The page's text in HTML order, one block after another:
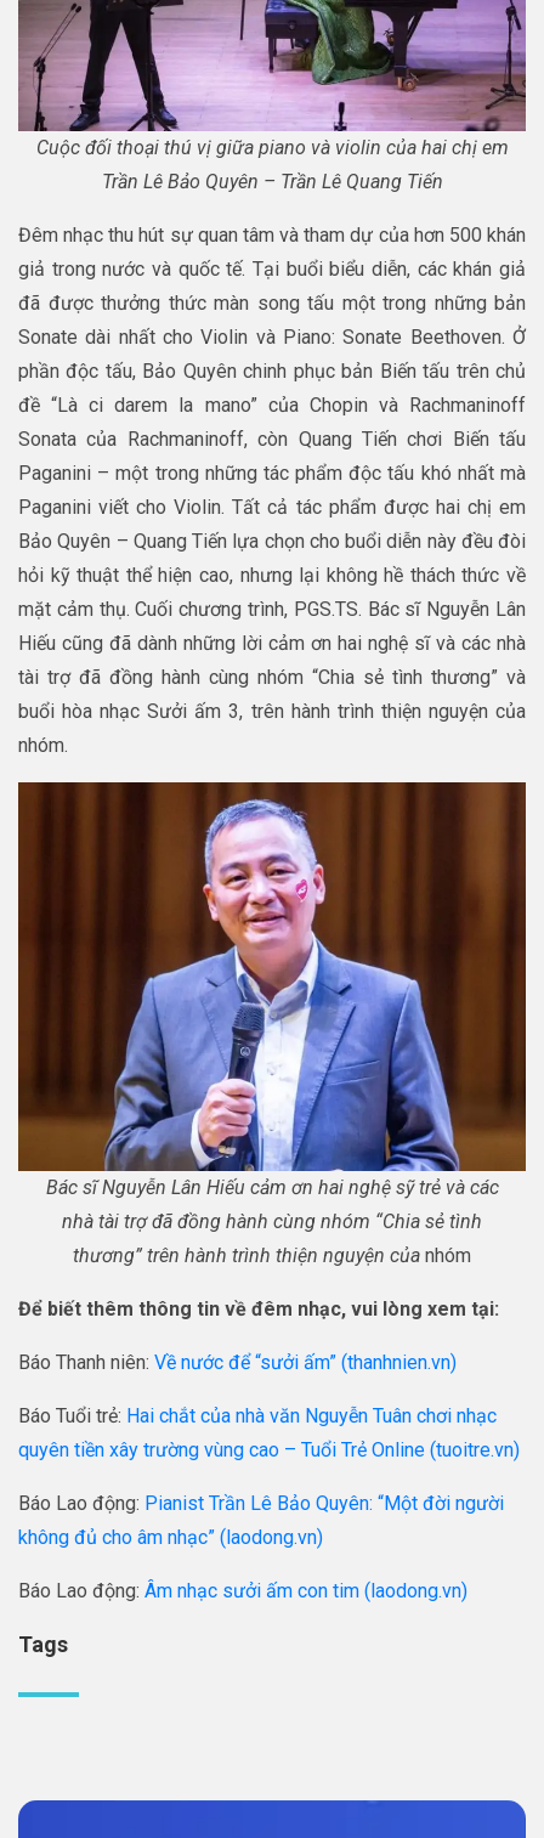
Cuộc đối thoại thú vị giữa piano và violin của hai chị em
Trần Lê Bảo Quyên – Trần Lê Quang Tiến
Đêm nhạc thu hút sự quan tâm và tham dự của hơn 500 khán
giả trong nước và quốc tế. Tại buổi biểu diễn, các khán giả
đã được thưởng thức màn song tấu một trong những bản
Sonate dài nhất cho Violin và Piano: Sonate Beethoven. Ở
phần độc tấu, Bảo Quyên chinh phục bản Biến tấu trên chủ
đề “Là ci darem la mano” của Chopin và Rachmaninoff
Sonata của Rachmaninoff, còn Quang Tiến chơi Biến tấu
Paganini – một trong những tác phẩm độc tấu khó nhất mà
Paganini viết cho Violin. Tất cả tác phẩm được hai chị em
Bảo Quyên – Quang Tiến lựa chọn cho buổi diễn này đều đòi
hỏi kỹ thuật thể hiện cao, nhưng lại không hề thách thức về
mặt cảm thụ. Cuối chương trình, PGS.TS. Bác sĩ Nguyễn Lân
Hiếu cũng đã dành những lời cảm ơn hai nghệ sĩ và các nhà
tài trợ đã đồng hành cùng nhóm “Chia sẻ tình thương” và
buổi hòa nhạc Sưởi ấm 3, trên hành trình thiện nguyện của
nhóm.
Bác sĩ Nguyễn Lân Hiếu cảm ơn hai nghệ sỹ trẻ và các
nhà tài trợ đã đồng hành cùng nhóm “Chia sẻ tình
thương” trên hành trình thiện nguyện của nhóm
Để biết thêm thông tin về đêm nhạc, vui lòng xem tại:
Báo Thanh niên: Về nước để “sưởi ấm” (thanhnien.vn)
Báo Tuổi trẻ: Hai chắt của nhà văn Nguyễn Tuân chơi nhạc
quyên tiền xây trường vùng cao – Tuổi Trẻ Online (tuoitre.vn)
Báo Lao động: Pianist Trần Lê Bảo Quyên: “Một đời người
không đủ cho âm nhạc” (laodong.vn)
Báo Lao động: Âm nhạc sưởi ấm con tim (laodong.vn)
Tags